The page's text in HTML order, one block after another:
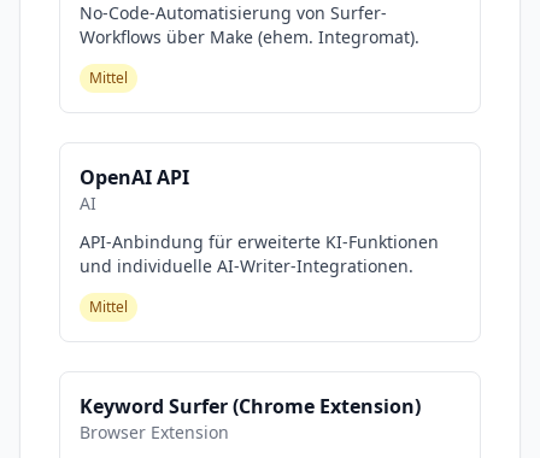
No-Code-Automatisierung von Surfer-
Workflows über Make (ehem. Integromat).
Mittel
OpenAI API
AI
API-Anbindung für erweiterte KI-Funktionen
und individuelle AI-Writer-Integrationen.
Mittel
Keyword Surfer (Chrome Extension)
Browser Extension